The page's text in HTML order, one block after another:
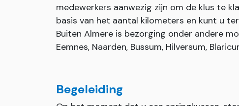
medewerkers aanwezig zijn om de klus te
basis van het aantal kilometers en kunt u
Buiten Almere is bezorging onder andere
Eemnes, Naarden, Bussum, Hilversum,
Begeleiding